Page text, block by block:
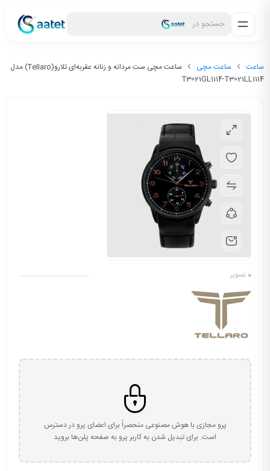
جستجو در
ساعت ساعت مچی
ساعت مچی ست مردانه و زنانه عقربه‌ای تلارو(Tellaro) مدل
T3021GL1114-T3021LL1114
0 تصویر
پرو مجازی با هوش مصنوعی منحصراً برای اعضای پرو در دسترس
است. برای تبدیل شدن به کاربر پرو به صفحه پلن‌ها بروید